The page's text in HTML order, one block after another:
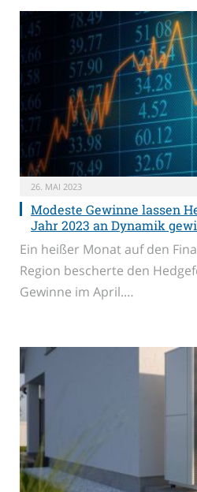
26. MAI 2023
Modeste Gewinne lassen
Jahr 2023 an Dynamik
Ein heißer Monat auf den
Region bescherte den
Gewinne im April.…